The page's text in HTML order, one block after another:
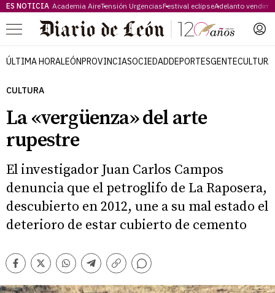
ES NOTICIA Academia AireTensión UrgenciasFestival eclipseAdelanto
Menú
ÚLTIMA HORALEÓNPROVINCIASOCIEDADDEPORTESGENTECULTURA
CULTURA
La «vergüenza» del arte
rupestre
El investigador Juan Carlos Campos
denuncia que el petroglifo de La Raposera,
descubierto en 2012, une a su mal estado el
deterioro de estar cubierto de cemento
Facebook
TwitterWhatsappTelegram
Copiar
Comentarios